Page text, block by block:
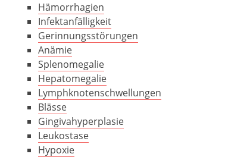
Hämorrhagien
Infektanfälligkeit
Gerinnungsstörungen
Anämie
Splenomegalie
Hepatomegalie
Lymphknotenschwellungen
Blässe
Gingivahyperplasie
Leukostase
Hypoxie